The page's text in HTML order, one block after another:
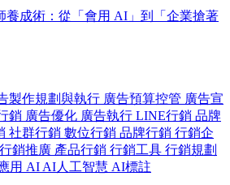
養成術：​從「會用 AI」到「企業搶著
製作規劃與執行 廣告預算控管 廣告宣
銷 廣告優化 廣告執行 LINE行銷 品牌
社群行銷 數位行銷 品牌行銷 行銷企
行銷推廣 產品行銷 行銷工具 行銷規劃
用 AI AI人工智慧 AI標註